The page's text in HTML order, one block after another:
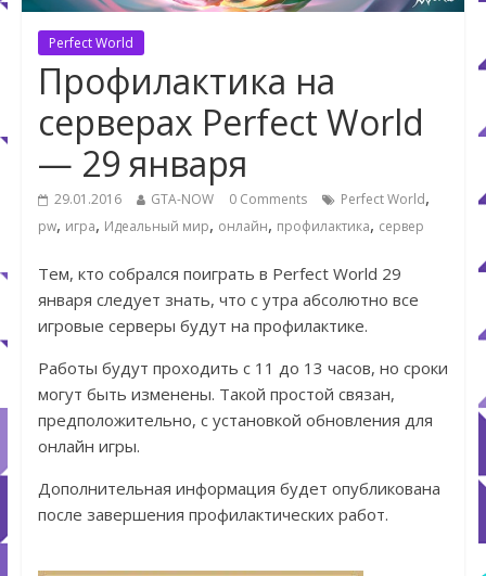
Perfect World
Профилактика на
серверах Perfect World
— 29 января
29.01.2016 GTA-NOW 0 Comments Perfect World,
pw, игра, Идеальный мир, онлайн, профилактика, сервер
Тем, кто собрался поиграть в Perfect World 29
января следует знать, что с утра абсолютно все
игровые серверы будут на профилактике.
Работы будут проходить с 11 до 13 часов, но сроки
могут быть изменены. Такой простой связан,
предположительно, с установкой обновления для
онлайн игры.
Дополнительная информация будет опубликована
после завершения профилактических работ.